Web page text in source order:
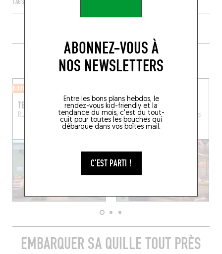
ABONNEZ-VOUS À
NOS NEWSLETTERS
Entre les bons plans hebdos, le
rendez-vous kid-friendly et la
tendance du mois, c'est du tout-
cuit pour toutes les bouches qui
débarque dans vos boîtes mail.
C'EST PARTI !
TAGS
PLUS DE COMMERCES ALENTOUR
BOUCHERIE
TERROIRS D'AVENIR
Rue du Nil Paris (75002)
VIANDE VIANDE
206 Rue Saint-Martin
Paris
(75003)
EMBARQUER SA QUILLE TOUT PRÈS